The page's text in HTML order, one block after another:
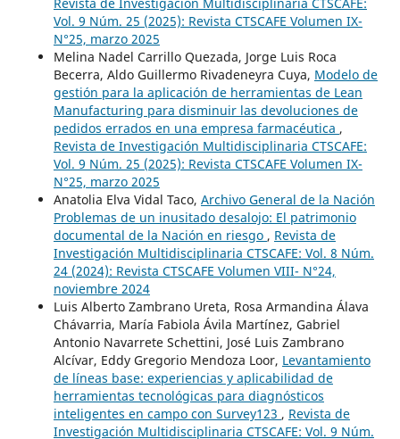
Vol. 9 Núm. 25 (2025): Revista CTSCAFE Volumen IX-
N°25, marzo 2025
Melina Nadel Carrillo Quezada, Jorge Luis Roca
Becerra, Aldo Guillermo Rivadeneyra Cuya, Modelo de
gestión para la aplicación de herramientas de Lean
Manufacturing para disminuir las devoluciones de
pedidos errados en una empresa farmacéutica ,
Revista de Investigación Multidisciplinaria CTSCAFE:
Vol. 9 Núm. 25 (2025): Revista CTSCAFE Volumen IX-
N°25, marzo 2025
Anatolia Elva Vidal Taco, Archivo General de la Nación
Problemas de un inusitado desalojo: El patrimonio
documental de la Nación en riesgo , Revista de
Investigación Multidisciplinaria CTSCAFE: Vol. 8 Núm.
24 (2024): Revista CTSCAFE Volumen VIII- N°24,
noviembre 2024
Luis Alberto Zambrano Ureta, Rosa Armandina Álava
Chávarria, María Fabiola Ávila Martínez, Gabriel
Antonio Navarrete Schettini, José Luis Zambrano
Alcívar, Eddy Gregorio Mendoza Loor, Levantamiento
de líneas base: experiencias y aplicabilidad de
herramientas tecnológicas para diagnósticos
inteligentes en campo con Survey123 , Revista de
Investigación Multidisciplinaria CTSCAFE: Vol. 9 Núm.